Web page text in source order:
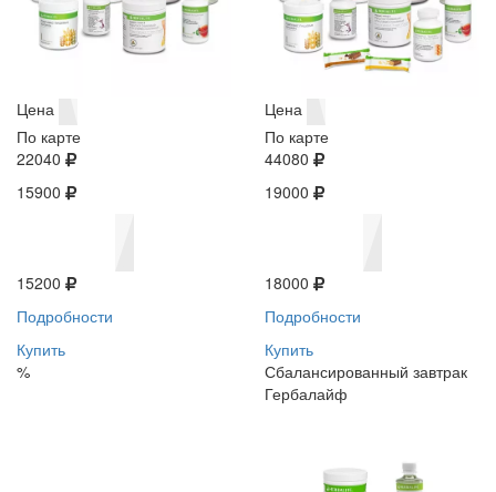
Цена
По карте
22040
15900
15200
Подробности
Купить
%
Цена
По карте
44080
19000
18000
Подробности
Купить
Сбалансированный завтрак
Гербалайф